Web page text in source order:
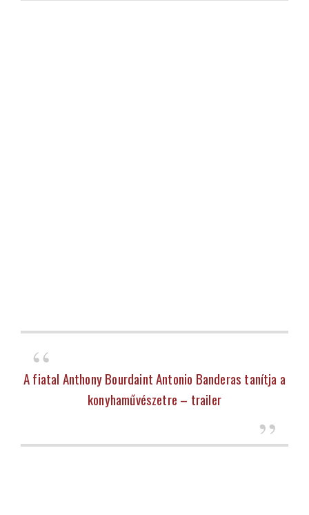
A fiatal Anthony Bourdaint Antonio Banderas tanítja a
konyhaművészetre – trailer